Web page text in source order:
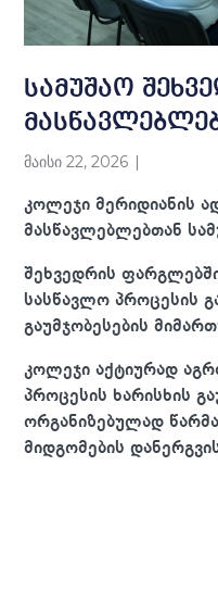
სამუშაო
მაისი 22, 2026
კოლეჯი მერიდიანის
მასწავლებლებთან
შეხვედრის
სასწავლო პროცესის
გაუმჯობესების
კოლეჯი აქტიურად
პროცესის ხარისხის
ორგანიზებულად
მიდგომების